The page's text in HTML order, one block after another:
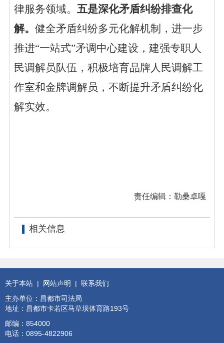
律服务领域。 五是深化矛盾纠纷排查化
解。 健全矛盾纠纷多元化解机制，进一步
推进“一站式”矛调中心建设，建强专职人
民调解员队伍，积极培育品牌人民调解工
作室和金牌调解员，不断提升矛盾纠纷化
解实效。
责任编辑：勒桑卓嘎
相关信息
关于本站 | 网站声明 | 联系我们
主办单位：昌都市司法局
地址：昌都市卡若区马草坝体育路193号
邮编：854000
电话：0895-4822906